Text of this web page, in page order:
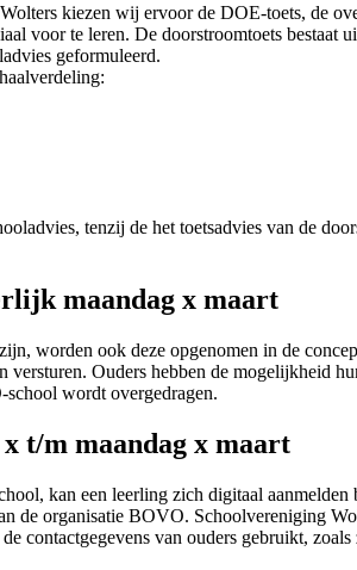
kiezen wij ervoor de DOE-toets, de
voor te leren. De doorstroomtoets
geformuleerd.
tenzij de het toetsadvies van de
maandag x maart
worden ook deze opgenomen in de
Ouders hebben de mogelijkheid
wordt overgedragen.
t/m maandag x maart
kan een leerling zich digitaal
de organisatie BOVO. Schoolvereniging
contactgegevens van ouders gebruikt,